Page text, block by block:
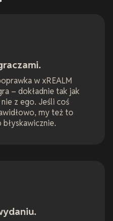
w xREALM
– dokładnie tak jak
z ego. Jeśli coś
my też to